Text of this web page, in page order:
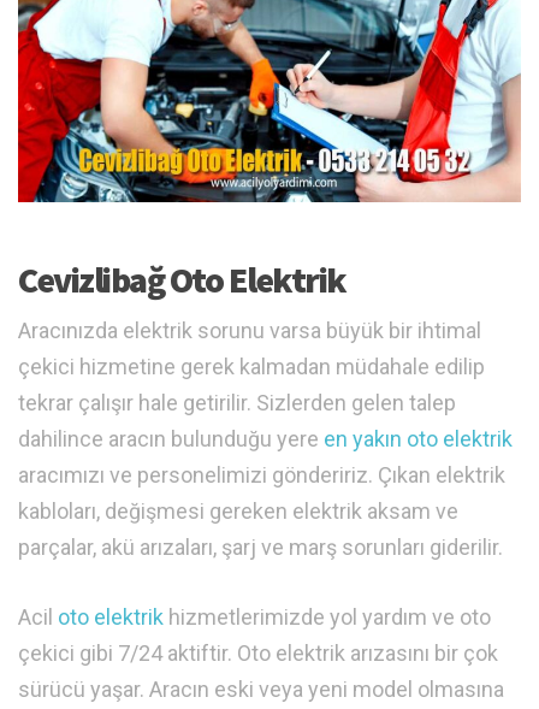
Cevizlibağ Oto Elektrik
Aracınızda elektrik sorunu varsa büyük bir ihtimal
çekici hizmetine gerek kalmadan müdahale edilip
tekrar çalışır hale getirilir. Sizlerden gelen talep
dahilince aracın bulunduğu yere en yakın oto elektrik
aracımızı ve personelimizi göndeririz. Çıkan elektrik
kabloları, değişmesi gereken elektrik aksam ve
parçalar, akü arızaları, şarj ve marş sorunları giderilir.
Acil oto elektrik hizmetlerimizde yol yardım ve oto
çekici gibi 7/24 aktiftir. Oto elektrik arızasını bir çok
sürücü yaşar. Aracın eski veya yeni model olmasına